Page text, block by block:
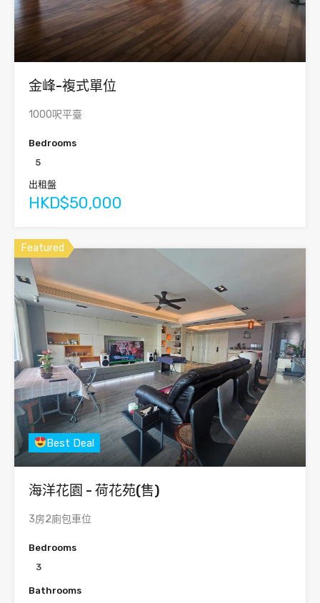
金峰-複式單位
1000呎平臺
Bedrooms
5
出租盤
HKD$50,000
Featured
Best Deal
海洋花園 - 荷花苑(售)
3房2廁包車位
Bedrooms
3
Bathrooms